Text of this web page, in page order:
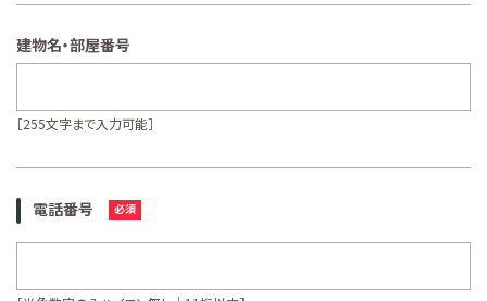
建物名・部屋番号
［255文字まで入力可能］
電話番号